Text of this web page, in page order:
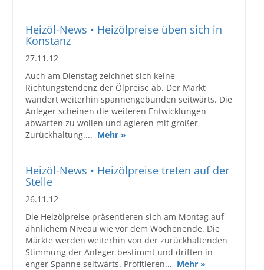
Heizöl-News • Heizölpreise üben sich in
Konstanz
27.11.12
Auch am Dienstag zeichnet sich keine
Richtungstendenz der Ölpreise ab. Der Markt
wandert weiterhin spannengebunden seitwärts. Die
Anleger scheinen die weiteren Entwicklungen
abwarten zu wollen und agieren mit großer
Zurückhaltung.... Mehr »
Heizöl-News • Heizölpreise treten auf der
Stelle
26.11.12
Die Heizölpreise präsentieren sich am Montag auf
ähnlichem Niveau wie vor dem Wochenende. Die
Märkte werden weiterhin von der zurückhaltenden
Stimmung der Anleger bestimmt und driften in
enger Spanne seitwärts. Profitieren... Mehr »